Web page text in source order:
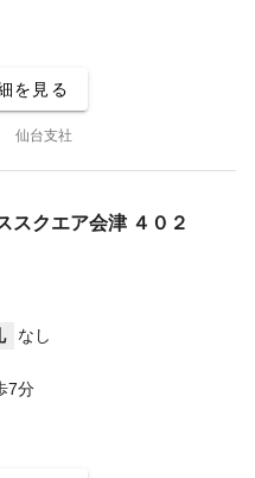
を見る
仙台支社
スクエア会津 ４０２
なし
7分